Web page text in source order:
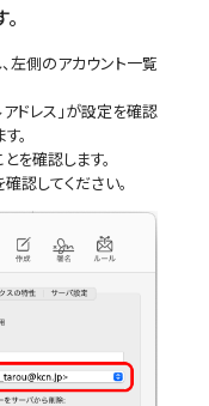
左側のアカウント一覧
ドレス」が設定を確認
。
を確認します。
認してください。